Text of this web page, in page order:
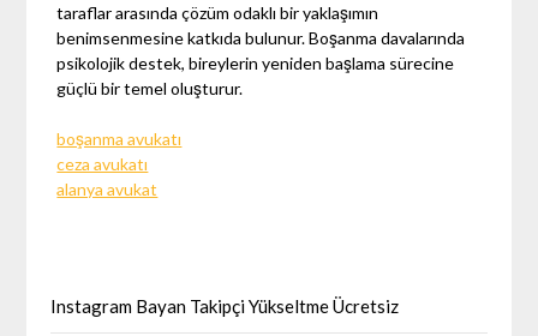
taraflar arasında çözüm odaklı bir yaklaşımın
benimsenmesine katkıda bulunur. Boşanma davalarında
psikolojik destek, bireylerin yeniden başlama sürecine
güçlü bir temel oluşturur.
boşanma avukatı
ceza avukatı
alanya avukat
Instagram Bayan Takipçi Yükseltme Ücretsiz